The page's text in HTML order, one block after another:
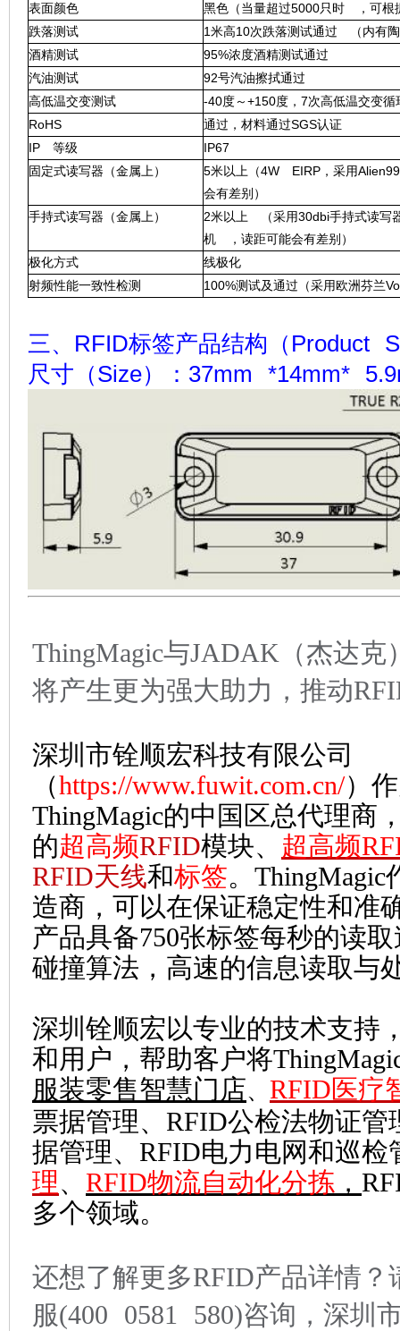
表面颜色
黑色（当量超过5000只时 ，可根
跌落测试
1米高10次跌落测试通过 （内有
酒精测试
95%浓度酒精测试通过
汽油测试
92号汽油擦拭通过
高低温交变测试
-40度～+150度，7次高低温交变
RoHS
通过，材料通过SGS认证
IP 等级
IP67
固定式读写器（金属上）
5米以上（4W EIRP，采用
会有差别）
手持式读写器（金属上）
2米以上 （采用30dbi手持式读写
机 ，读距可能会有差别）
极化方式
线极化
射频性能一致性检测
100%测试及通过（采用欧洲芬兰
三、RFID标签产品结构（Product
尺寸（Size）：37mm *14mm*
ThingMagic与JADAK（杰达
将产生更为强大助力，推动
深圳市铨顺宏科技有限公司
（https://www.fuwit.com.cn/）
ThingMagic的中国区总代理商
的超高频RFID模块、 超高频
RFID天线和标签。
造商，可以在保证稳定性和准
产品具备750张标签每秒的读
碰撞算法，高速的信息读取与
深圳铨顺宏以专业的技术支持
和用户，帮助客户将
服装零售智慧门店、 RFID医疗
票据管理、RFID公检法物证
据管理、RFID电力电网和巡检
理、 RFID物流自动化分拣 ，
多个领域。
还想了解更多RFID产品详情
服(400 0581 580)咨询，深圳